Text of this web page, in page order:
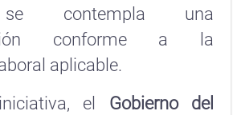
se contempla una
conforme a la
aplicable.
el Gobierno del